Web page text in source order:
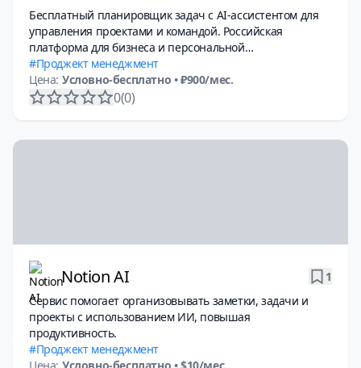
Бесплатный планировщик задач с AI-ассистентом для
управления проектами и командой. Российская
платформа для бизнеса и персональной
продуктивности.
Проджект менеджмент
Цена: Условно-бесплатно • ₽900/мес.
0(0)
Notion AI
1
Сервис помогает организовывать заметки, задачи и
проекты с использованием ИИ, повышая
продуктивность.
Проджект менеджмент
Цена: Условно-бесплатно • $10/мес.